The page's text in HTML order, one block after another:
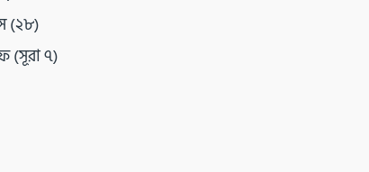
(২৮)
(সূরা ৭)